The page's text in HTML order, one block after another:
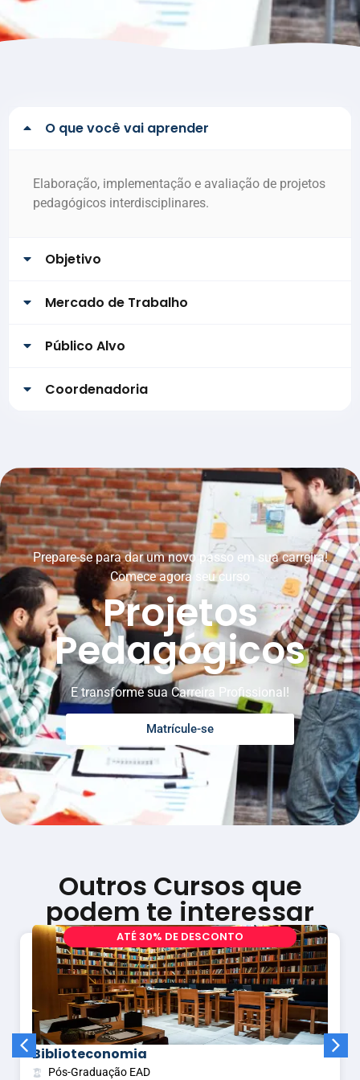
O que você vai aprender
Elaboração, implementação e avaliação de projetos
pedagógicos interdisciplinares.
Objetivo
Mercado de Trabalho
Público Alvo
Coordenadoria
Prepare-se para dar um novo passo em sua carreira!
Comece agora seu curso
Projetos
Pedagógicos
E transforme sua Carreira Profissional!
Matrícule-se
Outros Cursos que
podem te interessar
ATÉ30% DE DESCONTO
Biblioteconomia
Pós-Graduação EAD